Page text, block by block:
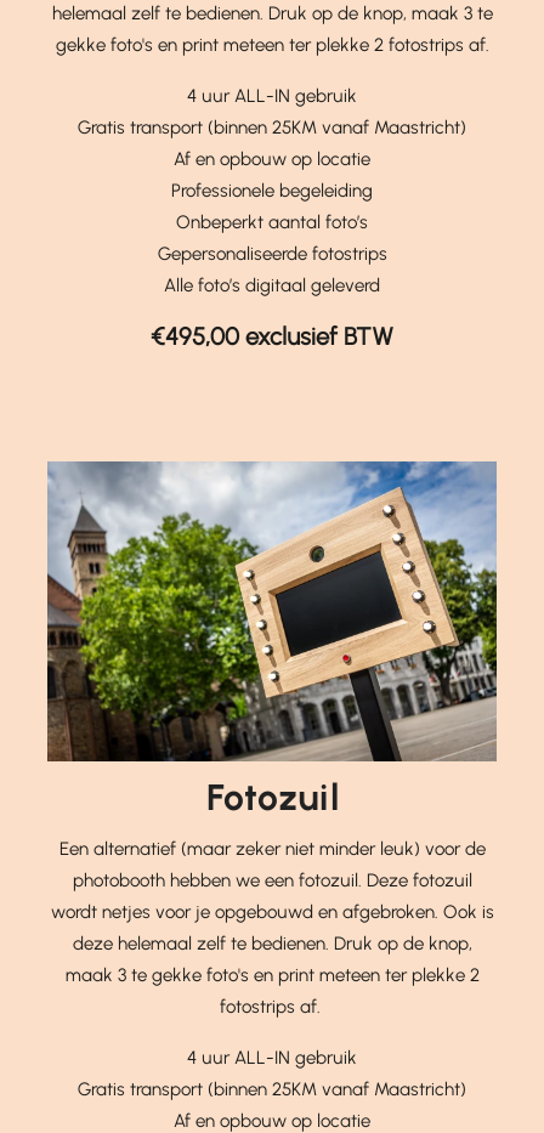
helemaal zelf te bedienen. Druk op de knop, maak 3 te
gekke foto's en print meteen ter plekke 2 fotostrips af.
4 uur ALL-IN gebruik
Gratis transport (binnen 25KM vanaf Maastricht)
Af en opbouw op locatie
Professionele begeleiding
Onbeperkt aantal foto’s
Gepersonaliseerde fotostrips
Alle foto’s digitaal geleverd
€495,00 exclusief BTW
Fotozuil
Een alternatief (maar zeker niet minder leuk) voor de
photobooth hebben we een fotozuil. Deze fotozuil
wordt netjes voor je opgebouwd en afgebroken. Ook is
deze helemaal zelf te bedienen. Druk op de knop,
maak 3 te gekke foto's en print meteen ter plekke 2
fotostrips af.
4 uur ALL-IN gebruik
Gratis transport (binnen 25KM vanaf Maastricht)
Af en opbouw op locatie